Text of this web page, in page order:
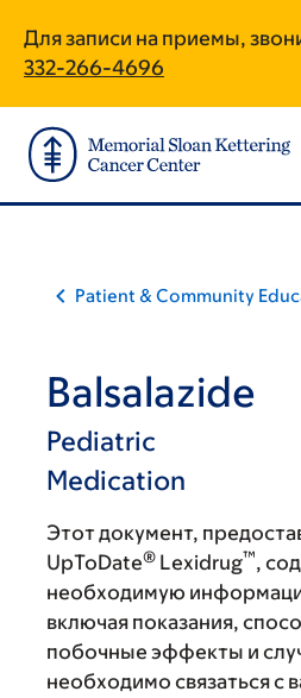
main
content
footer
Для записи на приемы,
332-266-4696
Patient & Community
Balsalazide
Pediatric
Medication
Этот документ,
UpToDate® Lexidrug™,
необходимую
включая показания,
побочные эффекты и
необходимо связаться с